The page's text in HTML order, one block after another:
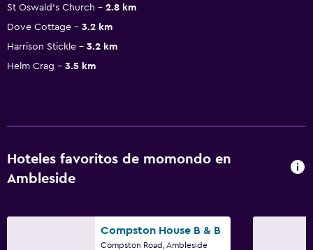
St Oswald's Church
2.8 km
Dove Cottage
3.2 km
Harrison Stickle
3.2 km
Helm Crag
3.5 km
Hoteles favoritos de momondo en
Ambleside
Compston House B & B
Compston Road, Ambleside